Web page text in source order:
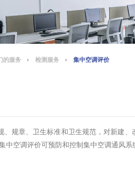
的服务 检测服务 集中空调评价
、规章、卫生标准和卫生规范，对新建
中空调评价可预防和控制集中空调通风系